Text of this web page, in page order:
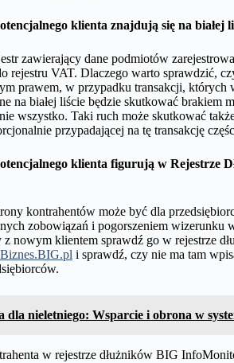
klienta znajdują się na białej
zawierający dane podmiotów
rejestru VAT. Dlaczego warto sprawdzić,
prawem, w przypadku transakcji, których
na białej liście będzie skutkować brakiem
wszystko. Taki ruch może skutkować
przypadającej na tę transakcję
klienta figurują w Rejestrze
kontrahentów może być dla
zobowiązań i pogorszeniem
nowym klientem sprawdź go w rejestrze
Biznes.BIG.pl i sprawdź, czy nie ma tam
dla nieletniego: Wsparcie i obrona w
w rejestrze dłużników BIG